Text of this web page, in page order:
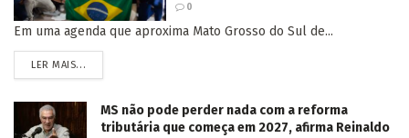
0
Em uma agenda que aproxima Mato Grosso do Sul de...
LER MAIS...
MS não pode perder nada com a reforma
tributária que começa em 2027, afirma Reinaldo